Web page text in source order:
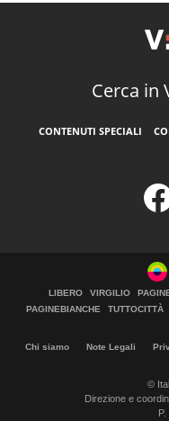
Cerca in
CONTENUTI SPECIALI
LIBERO VIRGILIO
PAGINEBIANCHE
TUTTOCITTÀ
Chi siamo Note Legali
©
Direzione e